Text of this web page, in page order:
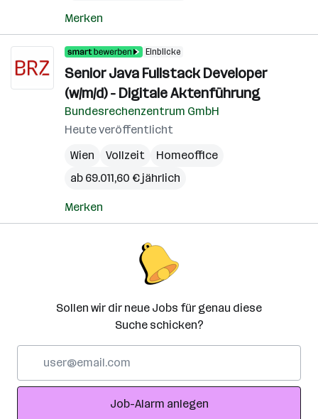
Merken
Einblicke
Senior Java Fullstack Developer
(w/m/d) - Digitale Aktenführung
Bundesrechenzentrum GmbH
Heute veröffentlicht
Wien
Vollzeit
Homeoffice
ab 69.011,60 € jährlich
Merken
Sollen wir dir neue Jobs für genau diese
Suche schicken?
Adresse
Job-Alarm anlegen